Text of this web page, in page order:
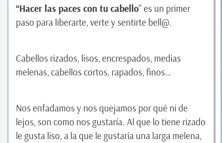
“Hacer las paces con tu cabello” es un primer
paso para liberarte, verte y sentirte bell@.
Cabellos rizados, lisos, encrespados, medias
melenas, cabellos cortos, rapados, finos…
Nos enfadamos y nos quejamos por qué ni de
lejos, son como nos gustaría. Al que lo tiene rizado
le gusta liso, a la que le gustaría una larga melena,